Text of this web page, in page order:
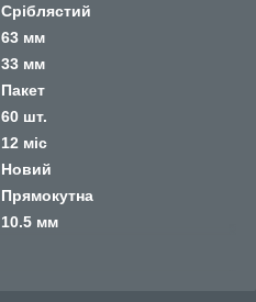
Сріблястий
63 мм
33 мм
Пакет
60 шт.
12 міс
Новий
Прямокутна
10.5 мм